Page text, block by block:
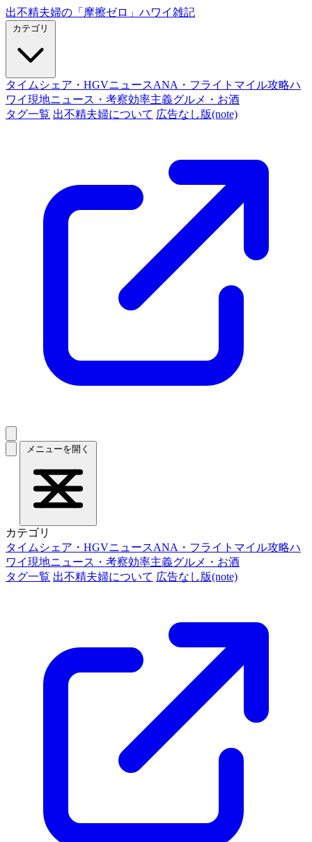
出不精夫婦の 「摩擦ゼロ」 ハワイ雑記
タイムシェア・HGVニュースANA・フライトマイル攻略ハ
ワイ現地ニュース・考察効率主義グルメ・お酒
タグ一覧 出不精夫婦について 広告なし版(note)
メニューを開く
カテゴリ
タイムシェア・HGVニュースANA・フライトマイル攻略ハ
ワイ現地ニュース・考察効率主義グルメ・お酒
タグ一覧 出不精夫婦について 広告なし版(note)